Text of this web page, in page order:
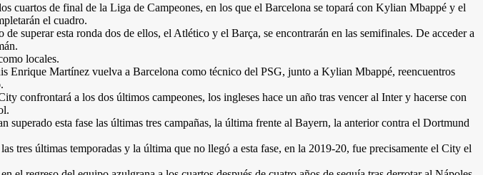
de final de la Liga de Campeones, en los que el Barcelona se topará con Kylian Mbappé y el
el cuadro.
superar esta ronda dos de ellos, el Atlético y el Barça, se encontrarán en las semifinales. De acceder a
locales.
Enrique Martínez vuelva a Barcelona como técnico del PSG, junto a Kylian Mbappé, reencuentros
a los dos últimos campeones, los ingleses hace un año tras vencer al Inter y hacerse con
esta fase las últimas tres campañas, la última frente al Bayern, la anterior contra el Dortmund
tres últimas temporadas y la última que no llegó a esta fase, en la 2019-20, fue precisamente el City el